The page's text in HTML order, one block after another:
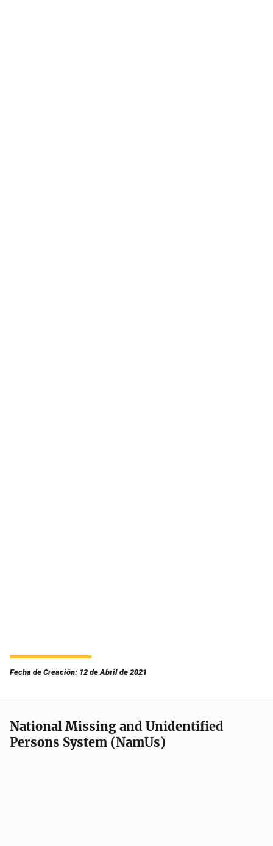
Fecha de Creación: 12 de Abril de 2021
National Missing and Unidentified
Persons System (NamUs)